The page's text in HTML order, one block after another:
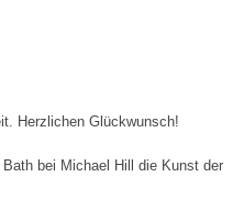
Herzlichen Glückwunsch!
bei Michael Hill die Kunst der